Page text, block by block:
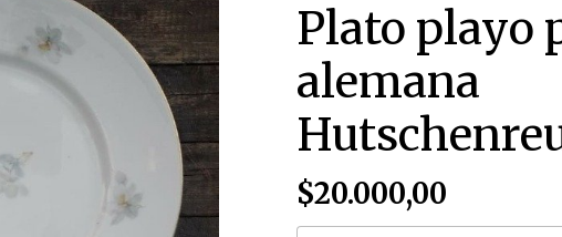
Plato playo
alemana
$20.000,00